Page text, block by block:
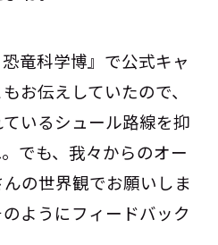
恐竜科学博』で公式キャ
お伝えしていたので、
いるシュール路線を抑
でも、我々からのオー
の世界観でお願いしま
ようにフィードバック